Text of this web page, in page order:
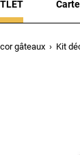
gâteaux Kit